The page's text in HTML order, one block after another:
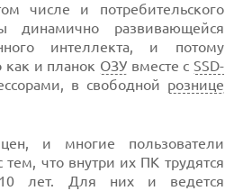
числе и потребительского
динамично развивающейся
интеллекта, и потому
как и планок ОЗУвместе с SSD-
в свободной рознице
и многие пользователи
что внутри их ПК трудятся
10 лет. Для них и ведется